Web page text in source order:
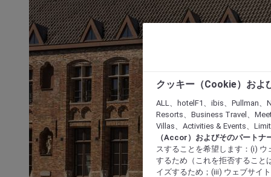
クッキー（Cookie）およ
ALL、hotelF1、ibis、Pullman
Resorts、Business Travel、
Villas、Activities & Events、
（Accor）およびそのパートナ
スすることを希望します：(i)
するため（これを拒否すること
イズするため；(iii) ウェブサイ